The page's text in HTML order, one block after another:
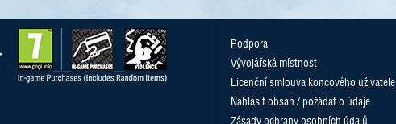
Podpora
Vývojářská místnost
Licenční smlouva koncového uživatele
Nahlásit obsah / požádat o údaje
Zásady ochrany osobních údajů